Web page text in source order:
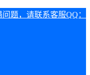
题，请联系客服QQ：